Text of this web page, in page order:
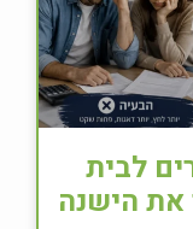
לבית
את הישנה